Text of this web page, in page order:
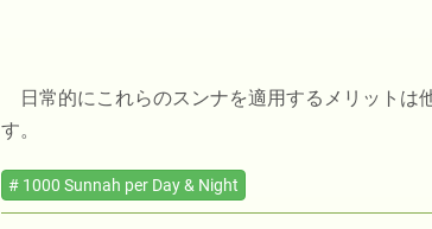
日常的にこれらのスンナを適用するメリット
す。
# 1000 Sunnah per Day & Night